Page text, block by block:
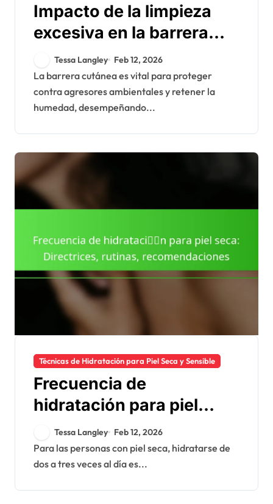
Impacto de la limpieza
excesiva en la barrera
cutánea: daño,
reparación, prevención
Tessa Langley Feb 12, 2026
La barrera cutánea es vital para proteger
contra agresores ambientales y retener la
humedad, desempeñando...
Técnicas de Hidratación para Piel Seca y Sensible
Frecuencia de
hidratación para piel
seca: Directrices,
rutinas,
recomendaciones
Tessa Langley Feb 12, 2026
Para las personas con piel seca, hidratarse de
dos a tres veces al día es...